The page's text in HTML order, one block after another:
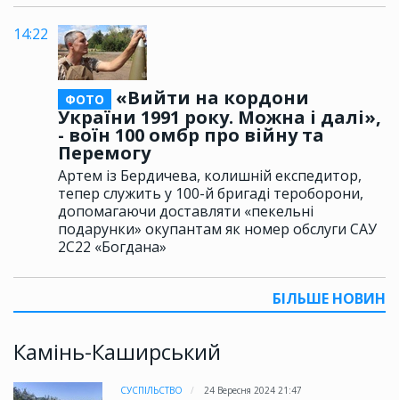
14:22
ФОТО
«Вийти на кордони
України 1991 року. Можна і далі»,
- воїн 100 омбр про війну та
Перемогу
Артем із Бердичева, колишній експедитор,
тепер служить у 100-й бригаді тероборони,
допомагаючи доставляти «пекельні
подарунки» окупантам як номер обслуги САУ
2С22 «Богдана»
БІЛЬШЕ НОВИН
Камінь-Каширський
СУСПІЛЬСТВО 24 Вересня 2024 21:47